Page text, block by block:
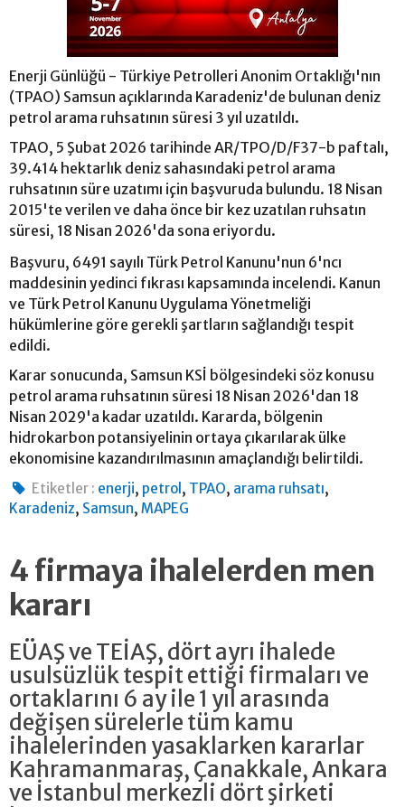
Enerji Günlüğü - Türkiye Petrolleri Anonim Ortaklığı'nın
(TPAO) Samsun açıklarında Karadeniz'de bulunan deniz
petrol arama ruhsatının süresi 3 yıl uzatıldı.
TPAO, 5 Şubat 2026 tarihinde AR/TPO/D/F37-b paftalı,
39.414 hektarlık deniz sahasındaki petrol arama
ruhsatının süre uzatımı için başvuruda bulundu. 18 Nisan
2015'te verilen ve daha önce bir kez uzatılan ruhsatın
süresi, 18 Nisan 2026'da sona eriyordu.
Başvuru, 6491 sayılı Türk Petrol Kanunu'nun 6'ncı
maddesinin yedinci fıkrası kapsamında incelendi. Kanun
ve Türk Petrol Kanunu Uygulama Yönetmeliği
hükümlerine göre gerekli şartların sağlandığı tespit
edildi.
Karar sonucunda, Samsun KSİ bölgesindeki söz konusu
petrol arama ruhsatının süresi 18 Nisan 2026'dan 18
Nisan 2029'a kadar uzatıldı. Kararda, bölgenin
hidrokarbon potansiyelinin ortaya çıkarılarak ülke
ekonomisine kazandırılmasının amaçlandığı belirtildi.
Etiketler : enerji, petrol , TPAO, arama ruhsatı,
Karadeniz, Samsun, MAPEG
4 firmaya ihalelerden men
kararı
EÜAŞ ve TEİAŞ, dört ayrı ihalede
usulsüzlük tespit ettiği firmaları ve
ortaklarını 6 ay ile 1 yıl arasında
değişen sürelerle tüm kamu
ihalelerinden yasaklarken kararlar
Kahramanmaraş, Çanakkale, Ankara
ve İstanbul merkezli dört şirketi